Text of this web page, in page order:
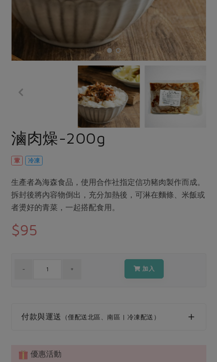
烘焙
沖泡飲品
居家好物
個人清潔
織品
日用品
防災用品
最新產品
優惠專區
素食專區
醬料
湯品．鍋物
漬物
飲品
異國料理
年菜食譜
節慶大餐
高麗菜海鮮煎餅
更多當季產品
議題活動
主婦聯盟X樂齡網特約優惠案
30%rPET紅烏龍茶
2024農業發展計畫年度報告
更多議題活動
傳到心坎裡，誠心又澎派
惜食
支持本土農糧
能源議題
減塑減廢
食農教育
檢驗報告
硝酸鹽檢驗
合作社法規
選舉專區
最新消息
媒體報導
下載專區
地區活動
活動報下載
滷肉燥-200g
葷 冷凍
生產者為海森食品，使用合作社指定信功豬肉製作而成。
拆封後將內容物倒出，充分加熱後，可淋在麵條、米飯或
者燙好的青菜，一起搭配食用。
$95
加入
付款與運送 （僅配送北區、南區 | 冷凍配送）
優惠活動